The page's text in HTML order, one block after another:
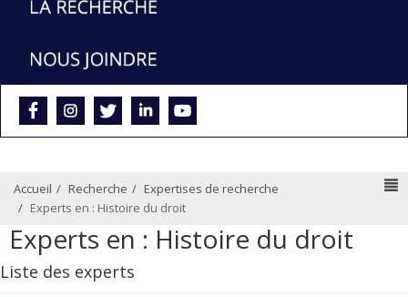
Accueil Recherche
Expertises de recherche
Experts en : Histoire du droit
Experts en : Histoire du droit
Liste des experts